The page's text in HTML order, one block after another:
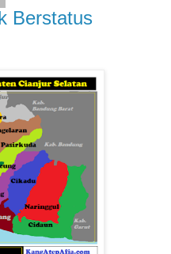
Berstatus